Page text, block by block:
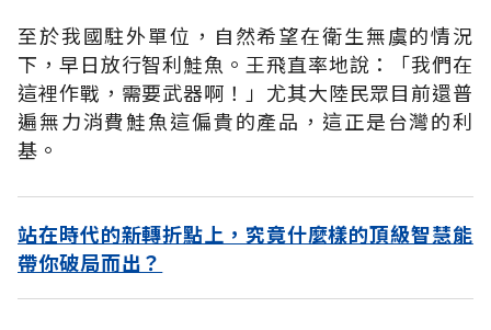
至於我國駐外單位，自然希望在衛生無虞的情況
下，早日放行智利鮭魚。王飛直率地說：「我們在
這裡作戰，需要武器啊！」尤其大陸民眾目前還普
遍無力消費鮭魚這偏貴的產品，這正是台灣的利
基。
站在時代的新轉折點上，究竟什麼樣的頂級智慧能
帶你破局而出？